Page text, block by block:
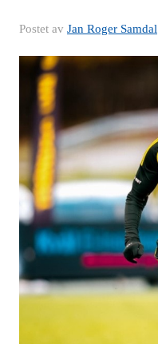
Postet av Jan Roger Samdal